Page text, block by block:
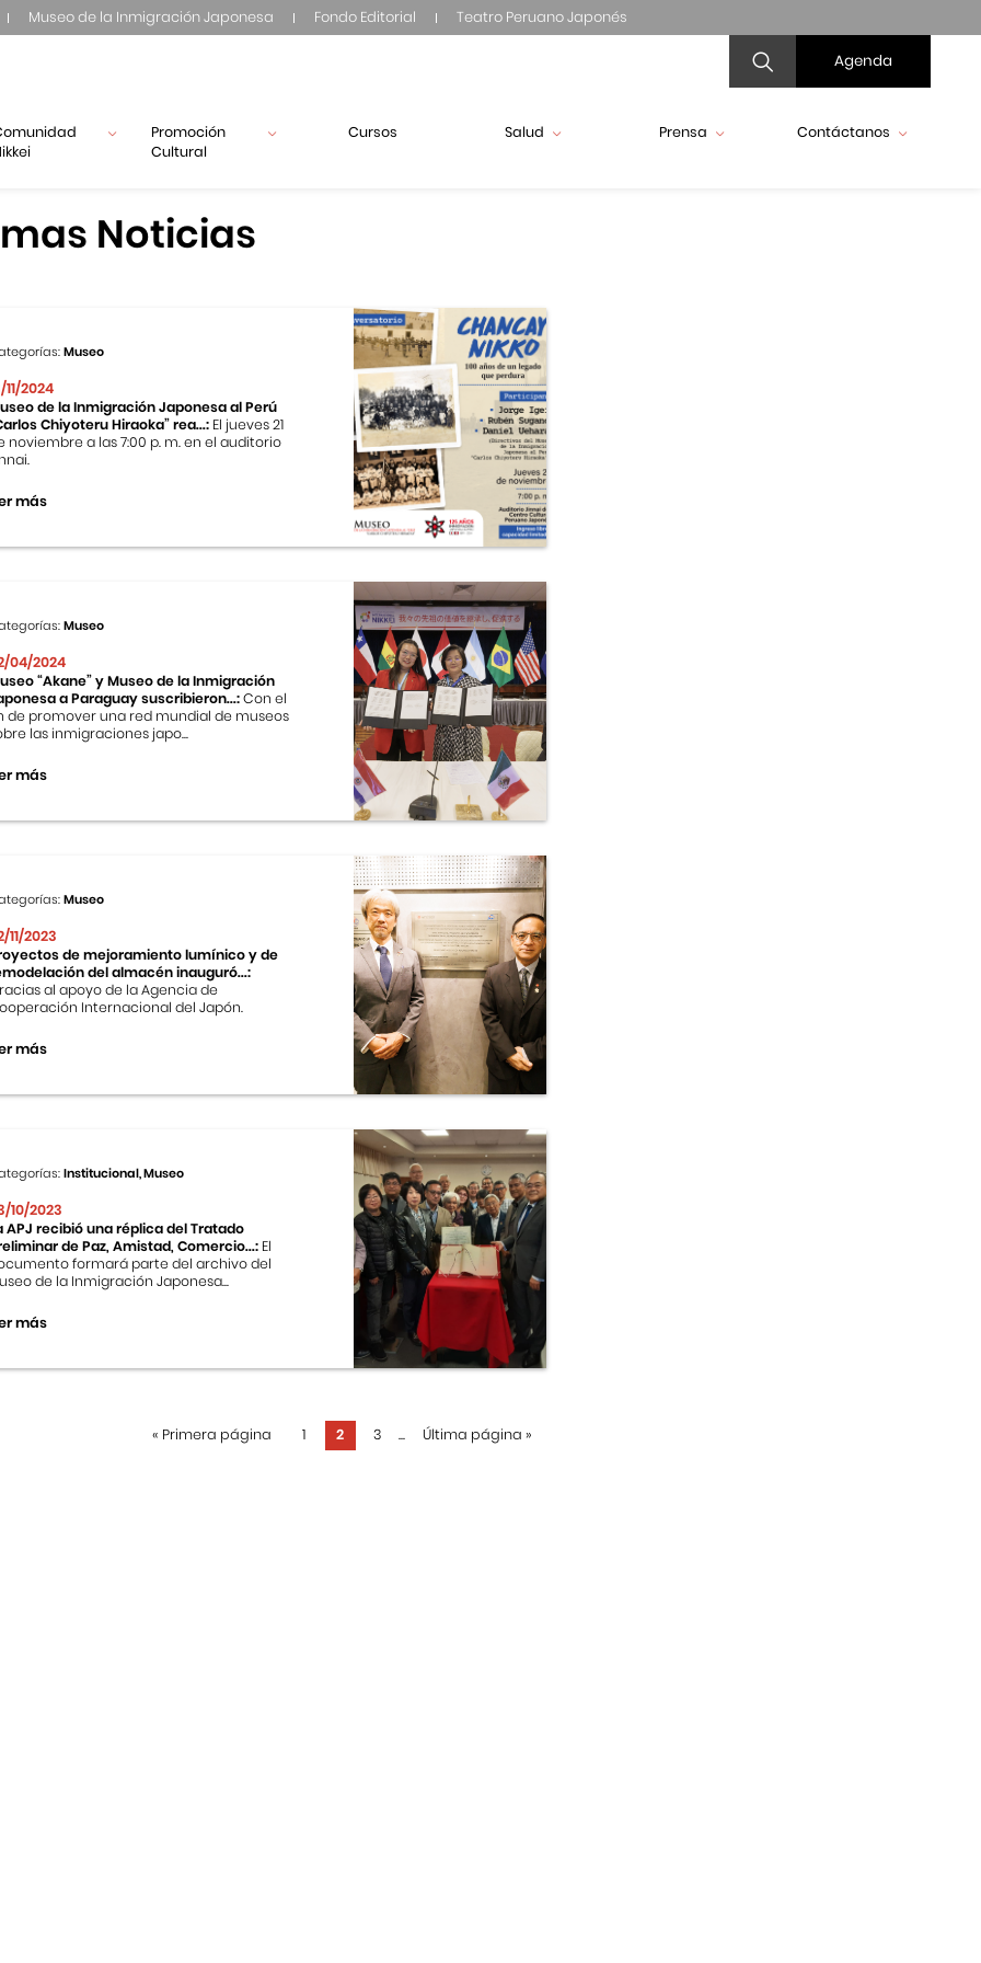
Museo de la Inmigración Japonesa Fondo Editorial Teatro Peruano Japonés
Agenda
Promoción
Cultural
Cursos Salud Prensa Contáctanos
Noticias
Museo
11/2024
de la Inmigración Japonesa al Perú
Chiyoteru Hiraoka” rea...: El jueves 21
noviembre a las 7:00 p. m. en el auditorio
más
Museo
04/2024
“Akane” y Museo de la Inmigración
a Paraguay suscribieron...:Con el
de promover una red mundial de museos
las inmigraciones japo...
más
Museo
11/2023
de mejoramiento lumínico y de
del almacén inauguró...:
al apoyo de la Agencia de
Internacional del Japón.
más
Institucional, Museo
10/2023
APJ recibió una réplica del Tratado
de Paz, Amistad, Comercio...: El
formará parte del archivo del
de la Inmigración Japonesa...
más
« Primera página 1 2 3 ... Última página »